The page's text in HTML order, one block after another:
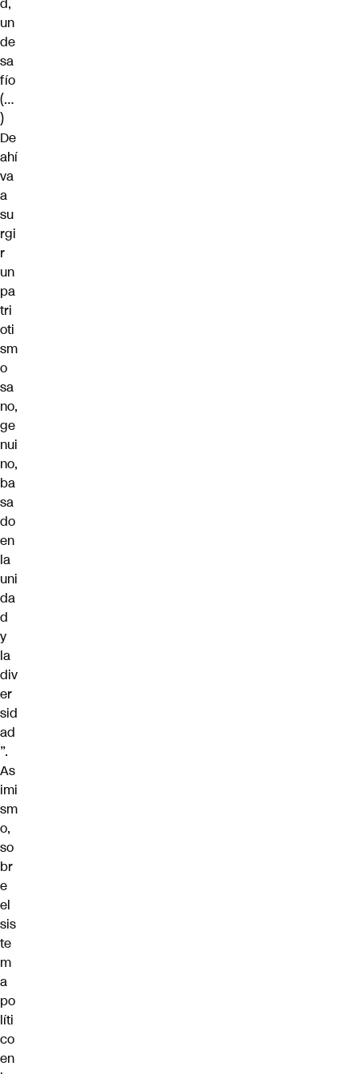
un
de
sa
fío
(…
)
De
ahí
va
a
su
rgi
r
un
pa
tri
oti
sm
o
sa
no,
ge
nui
no,
ba
sa
do
en
la
uni
da
d
y
la
div
er
sid
ad
”.
As
imi
sm
o,
so
br
e
el
sis
te
m
a
po
líti
co
en